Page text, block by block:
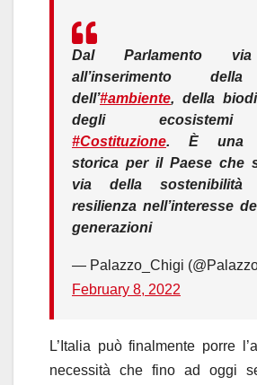
Dal Parlamento
all’inserimento
dell’#ambiente, della
degli
#Costituzione. È una
storica per il Paese che
via della
resilienza nell’interesse
generazioni
— Palazzo_Chigi
February 8, 2022
L’Italia può finalmente porre
necessità che fino ad oggi